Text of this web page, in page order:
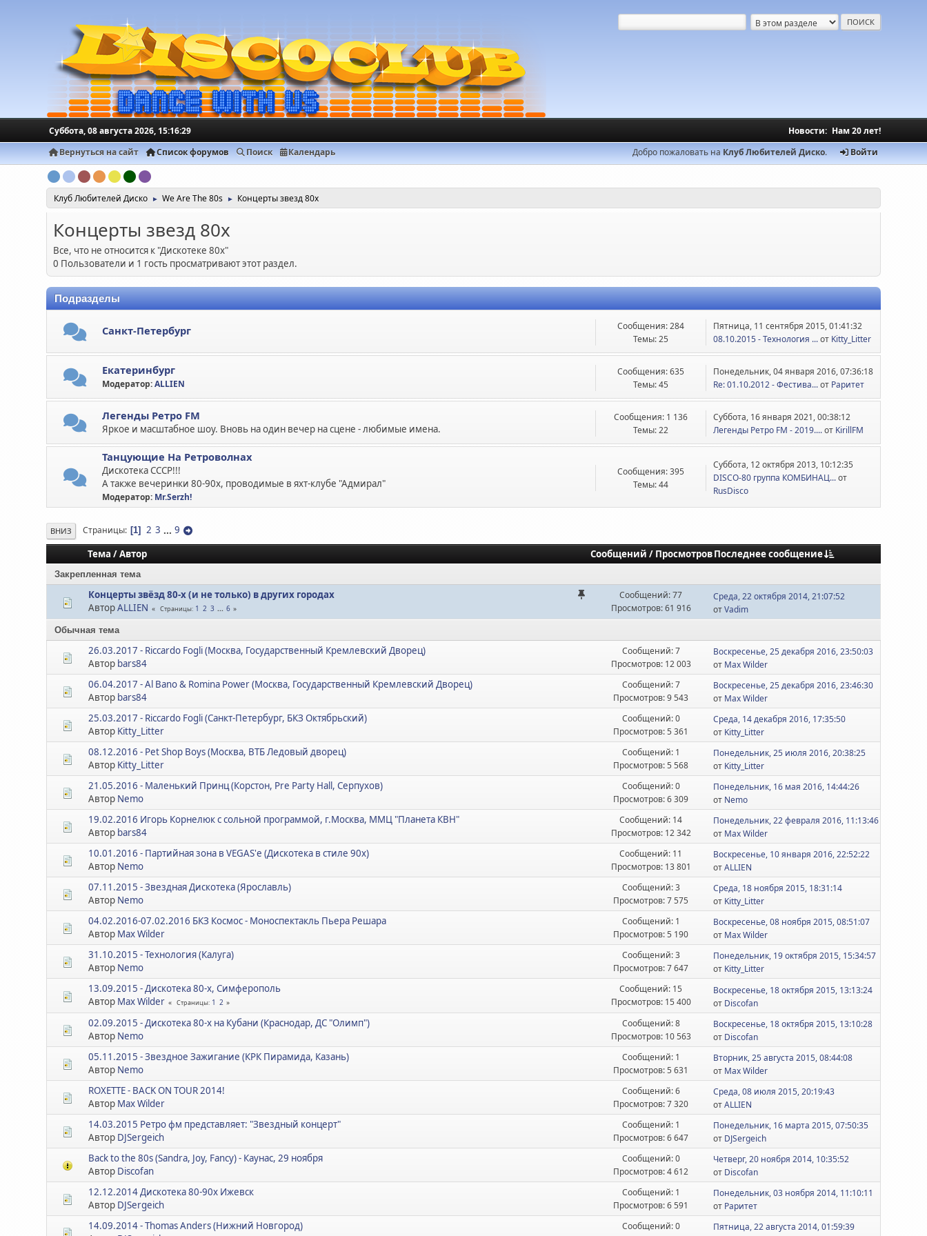
Суббота, 08 августа 2026, 15:16:29 Новости: Нам 20 лет!
Добро пожаловать на Клуб Любителей Диско. Войти
Вернуться на сайт Список форумов Поиск Календарь
Клуб Любителей Диско ► We Are The 80s ► Концерты звезд 80х
Концерты звезд 80х
Все, что не относится к "Дискотеке 80х"
0 Пользователи и 1 гость просматривают этот раздел.
Подразделы
Санкт-Петербург
Сообщения: 284
Темы: 25
Пятница, 11 сентября 2015, 01:41:32
08.10.2015 - Технология ...от Kitty_Litter
Екатеринбург
Модератор:ALLIEN
Сообщения: 635
Темы: 45
Понедельник, 04 января 2016, 07:36:18
Re: 01.10.2012 - Фестива...от Раритет
Легенды Ретро FM
Яркое и масштабное шоу. Вновь на один вечер на сцене - любимые имена.
Сообщения: 1 136
Темы: 22
Суббота, 16 января 2021, 00:38:12
Легенды Ретро FM - 2019....от KirillFM
Танцующие На Ретроволнах
Дискотека СССР!!!
А также вечеринки 80-90х, проводимые в яхт-клубе "Адмирал"
Модератор: Mr.Serzh!
Сообщения: 395
Темы: 44
Суббота, 12 октября 2013, 10:12:35
DISCO-80 группа КОМБИНАЦ...от
RusDisco
ВНИЗ Страницы 1 2 3 ... 9
Тема /Автор Сообщений / ПросмотровПоследнее сообщение
Закрепленная тема
Концерты звёзд 80-х (и не только) в других городах
АвторALLIEN Страницы 1 2 3 ... 6
Сообщений: 77
Просмотров: 61 916
Среда, 22 октября 2014, 21:07:52
отVadim
Обычная тема
26.03.2017 - Riccardo Fogli (Москва, Государственный Кремлевский Дворец)
Автор bars84
Сообщений: 7
Просмотров: 12 003
Воскресенье, 25 декабря 2016, 23:50:03
от Max Wilder
06.04.2017 - Al Bano & Romina Power (Москва, Государственный Кремлевский Дворец)
Автор bars84
Сообщений: 7
Просмотров: 9 543
Воскресенье, 25 декабря 2016, 23:46:30
от Max Wilder
25.03.2017 - Riccardo Fogli (Санкт-Петербург, БКЗ Октябрьский)
Автор Kitty_Litter
Сообщений: 0
Просмотров: 5 361
Среда, 14 декабря 2016, 17:35:50
от Kitty_Litter
08.12.2016 - Pet Shop Boys (Москва, ВТБ Ледовый дворец)
Автор Kitty_Litter
Сообщений: 1
Просмотров: 5 568
Понедельник, 25 июля 2016, 20:38:25
от Kitty_Litter
21.05.2016 - Маленький Принц (Корстон, Pre Party Hall, Серпухов)
Автор Nemo
Сообщений: 0
Просмотров: 6 309
Понедельник, 16 мая 2016, 14:44:26
от Nemo
19.02.2016 Игорь Корнелюк с сольной программой, г.Москва, ММЦ "Планета КВН"
Автор bars84
Сообщений: 14
Просмотров: 12 342
Понедельник, 22 февраля 2016, 11:13:46
от Max Wilder
10.01.2016 - Партийная зона в VEGAS'е (Дискотека в стиле 90х)
Автор Nemo
Сообщений: 11
Просмотров: 13 801
Воскресенье, 10 января 2016, 22:52:22
отALLIEN
07.11.2015 - Звездная Дискотека (Ярославль)
Автор Nemo
Сообщений: 3
Просмотров: 7 575
Среда, 18 ноября 2015, 18:31:14
от Kitty_Litter
04.02.2016-07.02.2016 БКЗ Космос - Моноспектакль Пьера Решара
Автор Max Wilder
Сообщений: 1
Просмотров: 5 190
Воскресенье, 08 ноября 2015, 08:51:07
от Max Wilder
31.10.2015 - Технология (Калуга)
Автор Nemo
Сообщений: 3
Просмотров: 7 647
Понедельник, 19 октября 2015, 15:34:57
от Kitty_Litter
13.09.2015 - Дискотека 80-х, Симферополь
Автор Max Wilder Страницы 1 2
Сообщений: 15
Просмотров: 15 400
Воскресенье, 18 октября 2015, 13:13:24
от Discofan
02.09.2015 - Дискотека 80-х на Кубани (Краснодар, ДС "Олимп")
Автор Nemo
Сообщений: 8
Просмотров: 10 563
Воскресенье, 18 октября 2015, 13:10:28
от Discofan
05.11.2015 - Звездное Зажигание (КРК Пирамида, Казань)
Автор Nemo
Сообщений: 1
Просмотров: 5 631
Вторник, 25 августа 2015, 08:44:08
от Max Wilder
ROXETTE - BACK ON TOUR 2014!
Автор Max Wilder
Сообщений: 6
Просмотров: 7 320
Среда, 08 июля 2015, 20:19:43
отALLIEN
14.03.2015 Ретро фм представляет: "Звездный концерт"
Автор DJSergeich
Сообщений: 1
Просмотров: 6 647
Понедельник, 16 марта 2015, 07:50:35
от DJSergeich
Back to the 80s (Sandra, Joy, Fancy) - Каунас, 29 ноября
Автор Discofan
Сообщений: 0
Просмотров: 4 612
Четверг, 20 ноября 2014, 10:35:52
от Discofan
12.12.2014 Дискотека 80-90х Ижевск
Автор DJSergeich
Сообщений: 1
Просмотров: 6 591
Понедельник, 03 ноября 2014, 11:10:11
от Раритет
14.09.2014 - Thomas Anders (Нижний Новгород)
Сообщений: 0
Пятница, 22 августа 2014, 01:59:39